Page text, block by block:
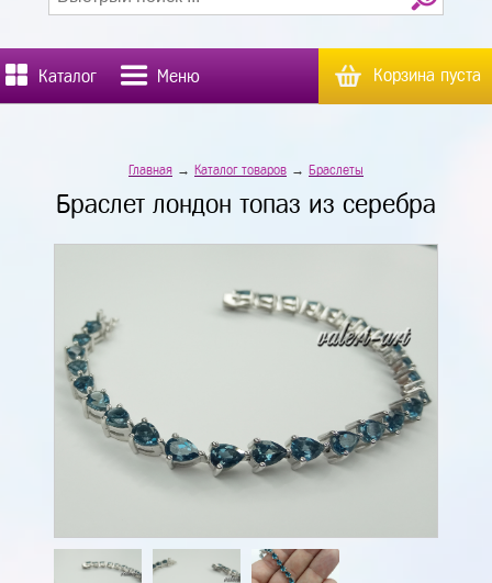
Каталог Меню Корзина пуста
Главная → Каталог товаров → Браслеты
Браслет лондон топаз из серебра